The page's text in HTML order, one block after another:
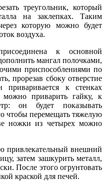
треугольник, который
на заклепках. Таким
которую можно будет
воздуха.
к основной
мангал полочками,
приспособлениями по
прорезав сбоку отверстие
к стенках
приварить гайку, к
он будет показывать
чтобы перемещать тяжелую
ножки из четырех можно
привлекательный внешний
затем зашкурить металл,
После этого огрунтовать
краской для печей.